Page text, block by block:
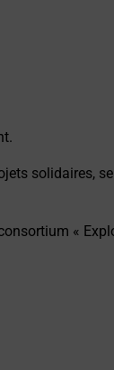
solidaires,
«